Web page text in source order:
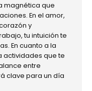
magnética que
En el amor,
y
tu intuición te
En cuanto a la
actividades que te
entre
clave para un día